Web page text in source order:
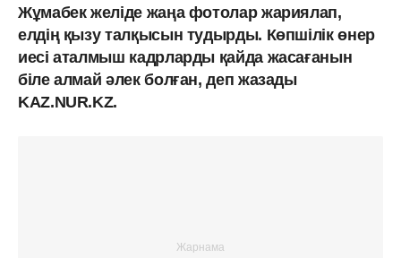
Жұмабек желіде жаңа фотолар жариялап,
елдің қызу талқысын тудырды. Көпшілік өнер
иесі аталмыш кадрларды қайда жасағанын
біле алмай әлек болған, деп жазады
KAZ.NUR.KZ.